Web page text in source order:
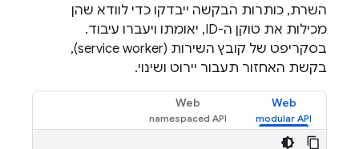
השרת, כותרות הבקשה ייבדקו כדי לוודא שהן
מכילות את טוקן ה-ID, יאומתו ויעברו עיבוד.
בסקריפט של קובץ השירות (service worker),
בקשת האחזור תעבור יירוט ושינוי.
Web
Web